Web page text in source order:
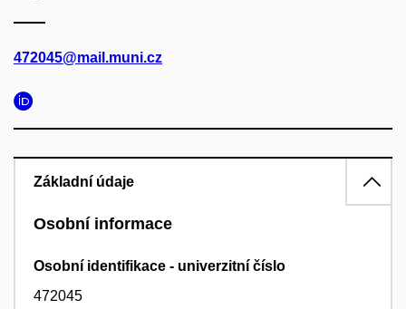
472045@mail.muni.cz
Základní údaje
Osobní informace
Osobní identifikace - univerzitní číslo
472045